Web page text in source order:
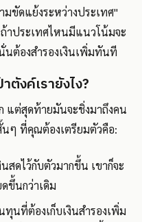
ขัดแย้งระหว่างประเทศ"
าประเทศไหนมีแนวโน้มจะ
ต้องสำรองเงินเพิ่มทันที
ตังค์เรายังไง?
แต่สุดท้ายมันจะชิ่งมาถึงคน
ๆ ที่คุณต้องเตรียมตัวคือ:
สดไว้กับตัวมากขึ้น เขาก็จะ
ขึ้นกว่าเดิม
ทุนที่ต้องเก็บเงินสำรองเพิ่ม